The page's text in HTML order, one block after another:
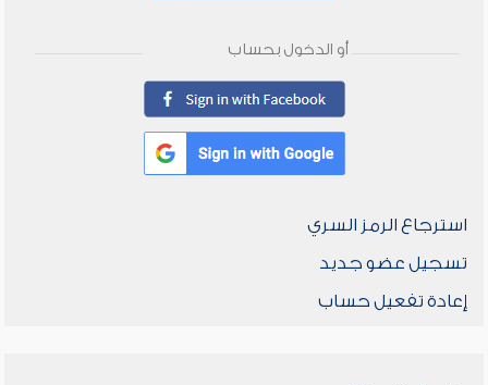
أو الدخول بحساب
استرجاع الرمز السري
تسجيل عضو جديد
إعادة تفعيل حساب